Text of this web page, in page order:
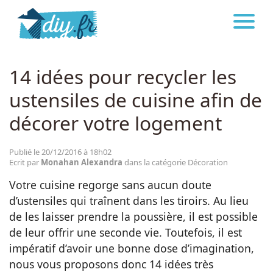
Décoration
Bricolage
Cuisine
Santé
DIY.FR DÉCORATION
14 idées pour recycler les
ustensiles de cuisine afin de
décorer votre logement
Publié le 20/12/2016 à 18h02
Ecrit par Monahan Alexandra dans la catégorie Décoration
Votre cuisine regorge sans aucun doute
d’ustensiles qui traînent dans les tiroirs. Au lieu
de les laisser prendre la poussière, il est possible
de leur offrir une seconde vie. Toutefois, il est
impératif d’avoir une bonne dose d’imagination,
nous vous proposons donc 14 idées très